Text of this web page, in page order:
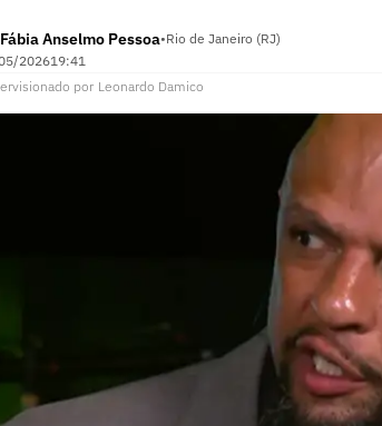
Fábia Anselmo Pessoa•Rio de Janeiro (RJ)
202619:41
por Leonardo Damico